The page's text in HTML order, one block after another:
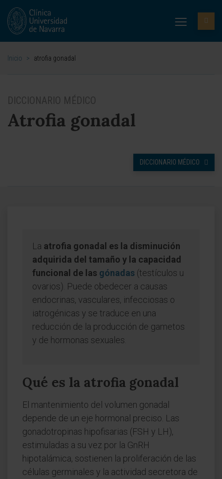
Inicio > atrofia gonadal
DICCIONARIO MÉDICO
Atrofia gonadal
DICCIONARIO MÉDICO
La atrofia gonadal es la disminución
adquirida del tamaño y la capacidad
funcional de las gónadas (testículos u
ovarios). Puede obedecer a causas
endocrinas, vasculares, infecciosas o
iatrogénicas y se traduce en una
reducción de la producción de gametos
y de hormonas sexuales.
Qué es la atrofia gonadal
El mantenimiento del volumen gonadal
depende de un eje hormonal preciso. Las
gonadotropinas hipofisarias (FSH y LH),
estimuladas a su vez por la GnRH
hipotalámica, sostienen la proliferación de las
células germinales y la actividad secretora de